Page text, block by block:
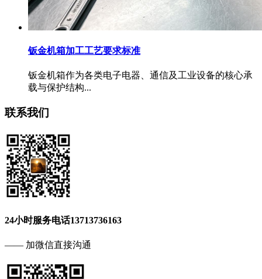
钣金机箱加工工艺要求标准
钣金机箱作为各类电子电器、通信及工业设备的核心承
载与保护结构...
联系我们
24小时服务电话13713736163
—— 加微信直接沟通